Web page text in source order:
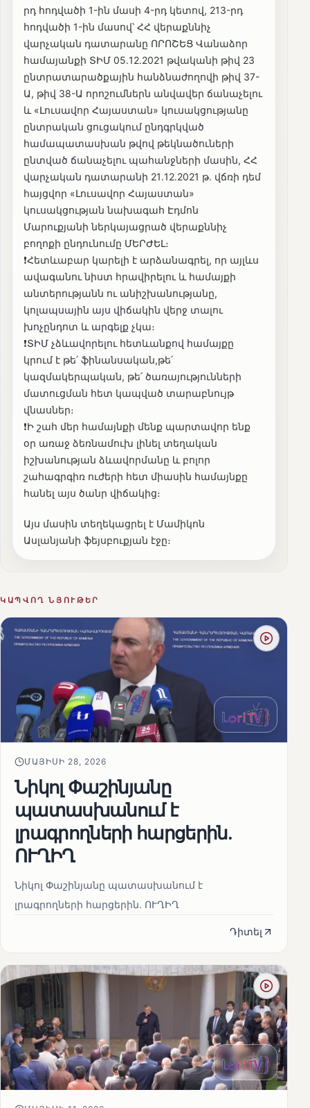
րդ հոդվածի 1-ին մասի 4-րդ կետով, 213-րդ
հոդվածի 1-ին մասով՝ ՀՀ վերաքննիչ
վարչական դատարանը ՈՐՈՇԵՑ Վանաձոր
համայանքի ՏԻՄ 05․12․2021 թվականի թիվ 23
ընտրատարածքային հանձնաժողովի թիվ 37-
Ա, թիվ 38-Ա որոշումներն անվավեր ճանաչելու
և «Լուսավոր Հայաստան» կուսակցությանը
ընտրական ցուցակում ընդգրկված
համապատասխան թվով թեկնածուների
ընտված ճանաչելու պահանջների մասին, ՀՀ
վարչական դատարանի 21․12․2021 թ․ վճռի դեմ
հայցվոր «Լուսավոր Հայաստան»
կուսակցության նախագահ Էդմոն
Մարուքյանի ներկայացրած վերաքննիչ
բողոքի ընդունումը ՄԵՐԺԵԼ։
❗️Հետևաբար կարելի է արձանագրել, որ այլևս
ավագանու նիստ հրավիրելու և համայքի
անտերությանն ու անիշխանությանը,
կոլապսային այս վիճակին վերջ տալու
խոչընդոտ և արգելք չկա։
❗️ՏԻՄ չձևավորելու հետևանքով համայքը
կրում է թե՛ ֆինանսական,թե՛
կազմակերպական, թե՛ ծառայությունների
մատուցման հետ կապված տարաբնույթ
վնասներ։
❗️Ի շահ մեր համայնքի մենք պարտավոր ենք
օր առաջ ձեռնամուխ լինել տեղական
իշխանության ձևավորմանը և բոլոր
շահագրգիռ ուժերի հետ միասին համայնքը
հանել այս ծանր վիճակից։
Այս մասին տեղեկացրել է Մամիկոն
Ասլանյանի ֆեյսբուքյան էջը։
ԿԱՊՎՈՂ ՆՅՈՒԹԵՐ
ՄԱՅԻՍԻ 28, 2026
Նիկոլ Փաշինյանը
պատասխանում է
լրագրողների հարցերին․
ՈՒՂԻՂ
Նիկոլ Փաշինյանը պատասխանում է
լրագրողների հարցերին․ ՈՒՂԻՂ
Դիտել